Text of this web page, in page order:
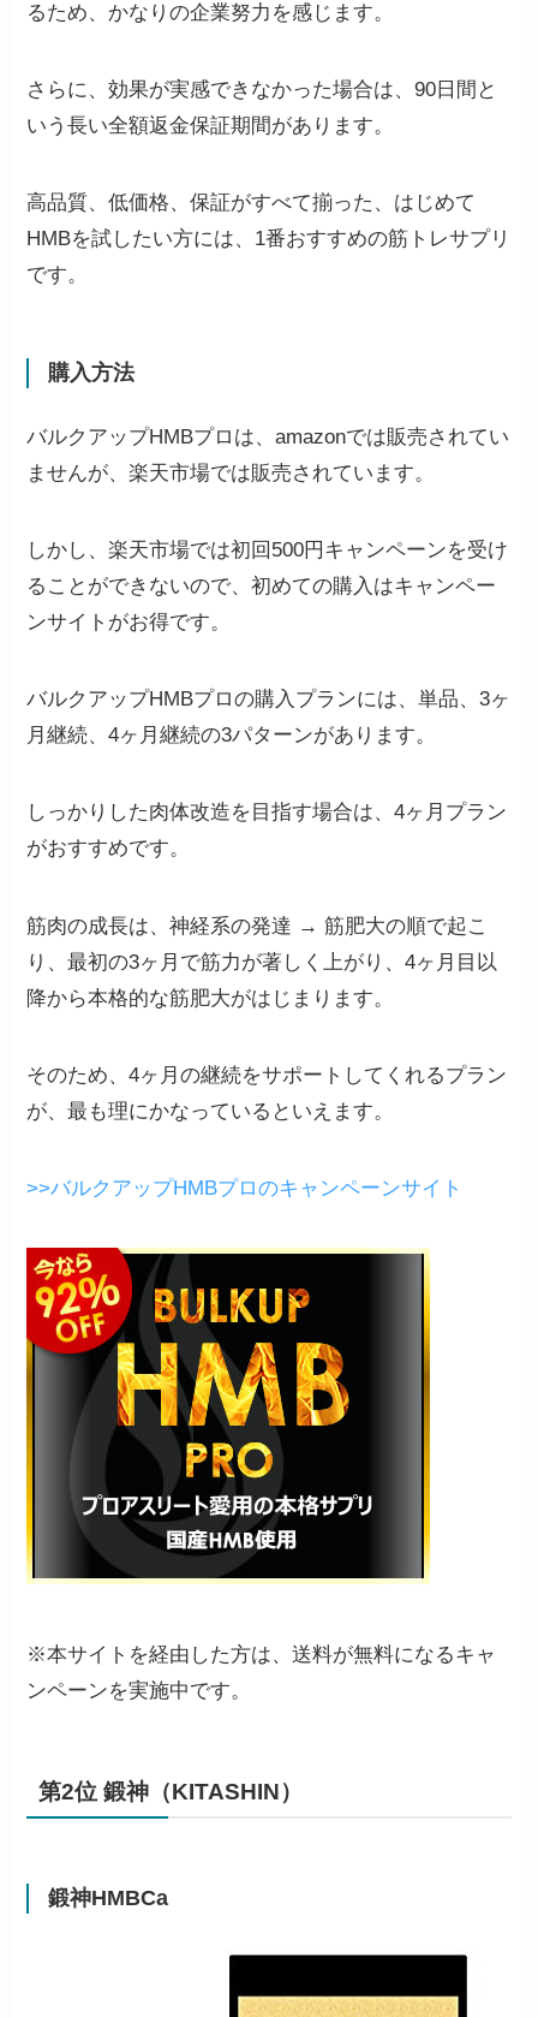
るため、かなりの企業努力を感じます。
さらに、効果が実感できなかった場合は、90日間と
いう長い全額返金保証期間があります。
高品質、低価格、保証がすべて揃った、はじめて
HMBを試したい方には、1番おすすめの筋トレサプリ
です。
購入方法
バルクアップHMBプロは、amazonでは販売されてい
ませんが、楽天市場では販売されています。
しかし、楽天市場では初回500円キャンペーンを受け
ることができないので、初めての購入はキャンペー
ンサイトがお得です。
バルクアップHMBプロの購入プランには、単品、3ヶ
月継続、4ヶ月継続の3パターンがあります。
しっかりした肉体改造を目指す場合は、4ヶ月プラン
がおすすめです。
筋肉の成長は、神経系の発達 → 筋肥大の順で起こ
り、最初の3ヶ月で筋力が著しく上がり、4ヶ月目以
降から本格的な筋肥大がはじまります。
そのため、4ヶ月の継続をサポートしてくれるプラン
が、最も理にかなっているといえます。
>>バルクアップHMBプロのキャンペーンサイト
※本サイトを経由した方は、送料が無料になるキャ
ンペーンを実施中です。
第2位 鍛神（KITASHIN）
鍛神HMBCa